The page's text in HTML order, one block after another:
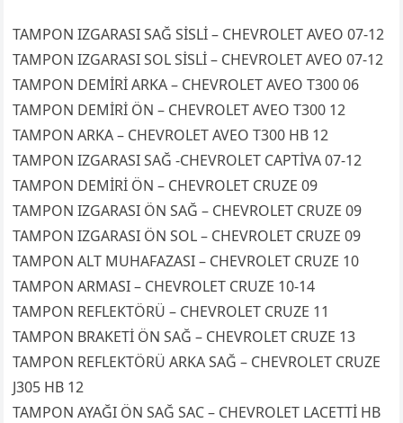
TAMPON IZGARASI SAĞ SİSLİ – CHEVROLET AVEO 07-12
TAMPON IZGARASI SOL SİSLİ – CHEVROLET AVEO 07-12
TAMPON DEMİRİ ARKA – CHEVROLET AVEO T300 06
TAMPON DEMİRİ ÖN – CHEVROLET AVEO T300 12
TAMPON ARKA – CHEVROLET AVEO T300 HB 12
TAMPON IZGARASI SAĞ -CHEVROLET CAPTİVA 07-12
TAMPON DEMİRİ ÖN – CHEVROLET CRUZE 09
TAMPON IZGARASI ÖN SAĞ – CHEVROLET CRUZE 09
TAMPON IZGARASI ÖN SOL – CHEVROLET CRUZE 09
TAMPON ALT MUHAFAZASI – CHEVROLET CRUZE 10
TAMPON ARMASI – CHEVROLET CRUZE 10-14
TAMPON REFLEKTÖRÜ – CHEVROLET CRUZE 11
TAMPON BRAKETİ ÖN SAĞ – CHEVROLET CRUZE 13
TAMPON REFLEKTÖRÜ ARKA SAĞ – CHEVROLET CRUZE
J305 HB 12
TAMPON AYAĞI ÖN SAĞ SAC – CHEVROLET LACETTİ HB